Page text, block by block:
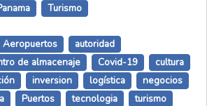
Turismo
Aeropuertos
autoridad
de almacenaje Covid-19
cultura
inversion logística
negocios
Puertos tecnologia turismo